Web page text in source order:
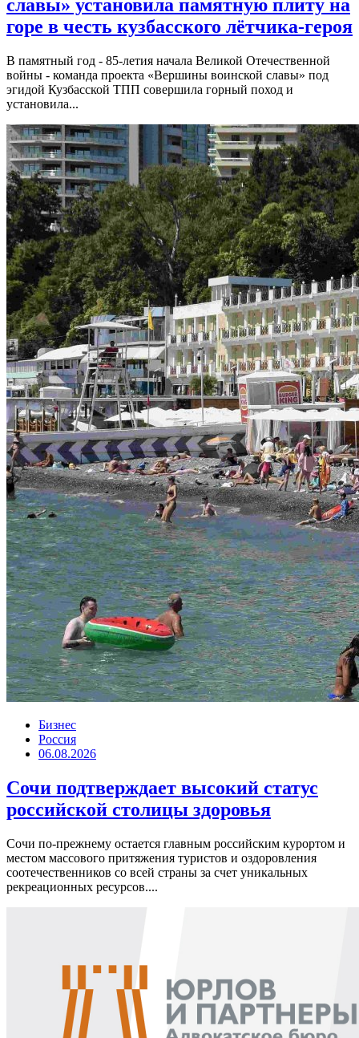
славы» установила памятную плиту на
горе в честь кузбасского лётчика-героя
В памятный год - 85-летия начала Великой Отечественной
войны - команда проекта «Вершины воинской славы» под
эгидой Кузбасской ТПП совершила горный поход и
установила...
Бизнес
Россия
06.08.2026
Сочи подтверждает высокий статус
российской столицы здоровья
Сочи по-прежнему остается главным российским курортом и
местом массового притяжения туристов и оздоровления
соотечественников со всей страны за счет уникальных
рекреационных ресурсов....